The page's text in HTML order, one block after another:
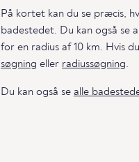
På kortet kan du se præcis,
badestedet. Du kan også se
for en radius af 10 km. Hvis
søgning eller radiussøgning.
Du kan også se alle